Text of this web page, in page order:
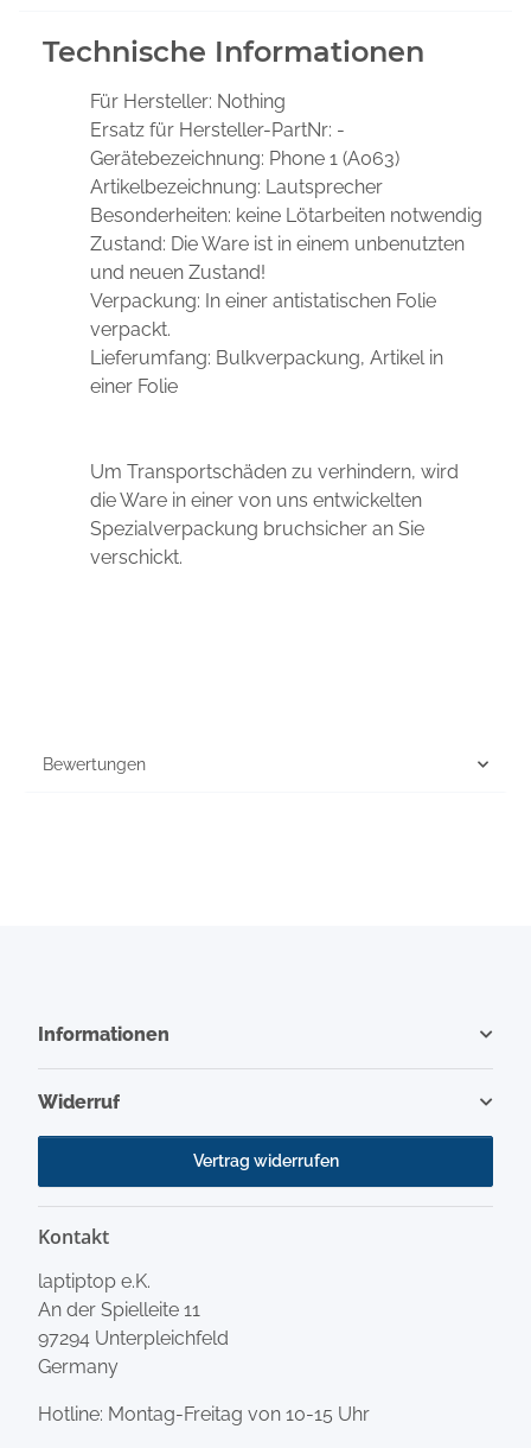
Technische Informationen
Für Hersteller: Nothing
Ersatz für Hersteller-PartNr: -
Gerätebezeichnung: Phone 1 (A063)
Artikelbezeichnung: Lautsprecher
Besonderheiten: keine Lötarbeiten notwendig
Zustand: Die Ware ist in einem unbenutzten
und neuen Zustand!
Verpackung: In einer antistatischen Folie
verpackt.
Lieferumfang: Bulkverpackung, Artikel in
einer Folie
Um Transportschäden zu verhindern, wird
die Ware in einer von uns entwickelten
Spezialverpackung bruchsicher an Sie
verschickt.
Bewertungen
Informationen
Widerruf
Vertrag widerrufen
Kontakt
laptiptop e.K.
An der Spielleite 11
97294 Unterpleichfeld
Germany
Hotline: Montag-Freitag von 10-15 Uhr